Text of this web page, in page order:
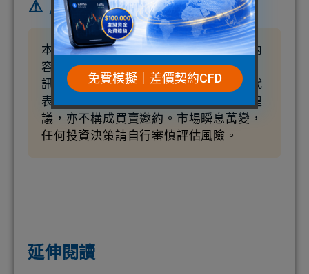
⚠️ 風險提示
本文為市場觀察與總體經濟邏輯分析，內
容整理並重新詮釋自公開之財經論壇資
訊，僅供市場趨勢與投資邏輯參考，不代
表本站對特定產業、個股或商品之投資建
議，亦不構成買賣邀約。市場瞬息萬變，
任何投資決策請自行審慎評估風險。
延伸閱讀
免費模擬｜差價契約CFD